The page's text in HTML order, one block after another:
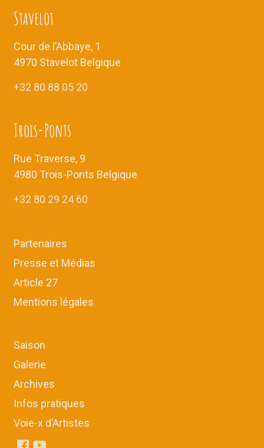
Stavelot
Cour de l’Abbaye, 1
4970 Stavelot Belgique
+32 80 88 05 20
Trois-Ponts
Rue Traverse, 9
4980 Trois-Ponts Belgique
+32 80 29 24 60
Partenaires
Presse et Médias
Article 27
Mentions légales
Saison
Galerie
Archives
Infos pratiques
Voie-x d’Artistes